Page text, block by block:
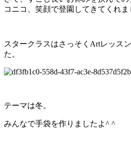
コニコ、笑顔で登園してきてくれま
スタークラスはさっそくArtレッス
た。
テーマは冬。
みんなで手袋を作りましたよ^ ^